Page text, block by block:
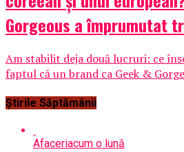
Gorgeous a împrumutat
Am stabilit deja două lucruri: ce
faptul că un brand ca Geek &
Știrile Săptămânii
Afaceriacum o lună